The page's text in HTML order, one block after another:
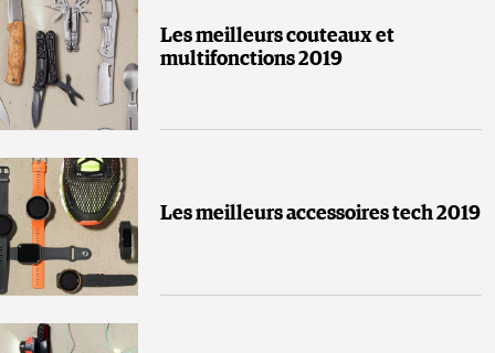
Les meilleurs couteaux et
multifonctions 2019
Les meilleurs accessoires tech 2019